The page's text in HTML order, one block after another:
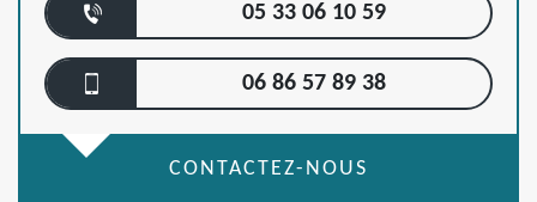
05 33 06 10 59
06 86 57 89 38
CONTACTEZ-NOUS